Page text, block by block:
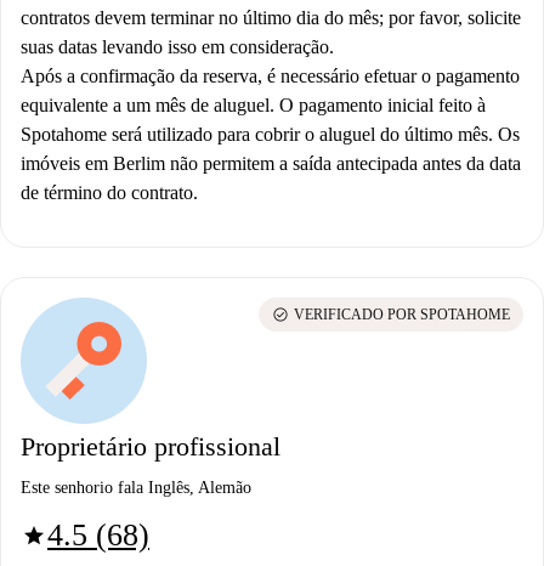
contratos devem terminar no último dia do mês; por favor, solicite
suas datas levando isso em consideração.
Após a confirmação da reserva, é necessário efetuar o pagamento
equivalente a um mês de aluguel. O pagamento inicial feito à
Spotahome será utilizado para cobrir o aluguel do último mês. Os
imóveis em Berlim não permitem a saída antecipada antes da data
de término do contrato.
Proprietário profissional
Este senhorio fala Inglês, Alemão
star4.5 (68)
check_circle VERIFICADO POR SPOTAHOME